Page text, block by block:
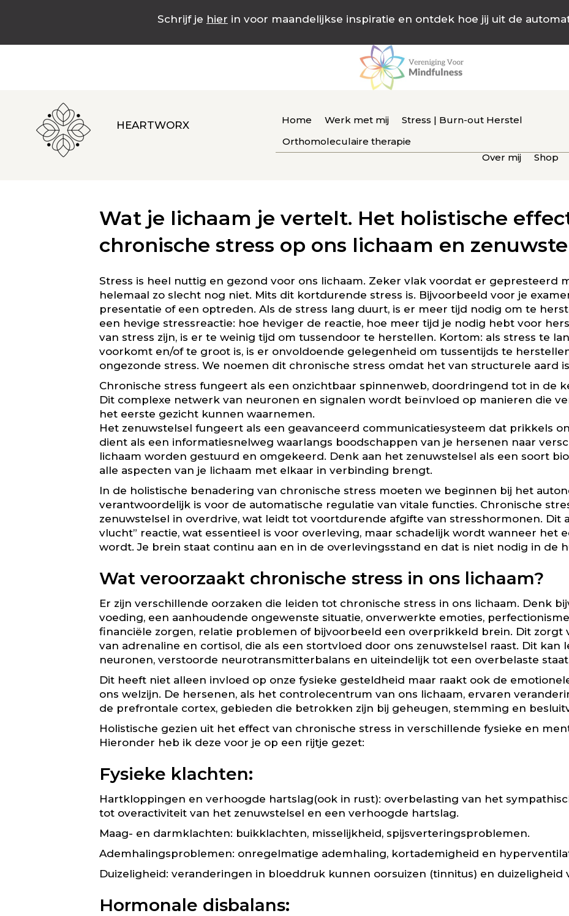
Schrijf je hier in voor maandelijkse inspiratie en ontdek hoe jij uit de
HEARTWORX Home Werk met mij
Stress | Burn-out Herstel
Orthomoleculaire therapie
Over mij
Shop
Wat je lichaam je vertelt. Het holistische
chronische stress op ons lichaam en
Stress is heel nuttig en gezond voor ons lichaam. Zeker vlak voordat er gepresteerd
helemaal zo slecht nog niet. Mits dit kortdurende stress is. Bijvoorbeeld voor je
presentatie of een optreden. Als de stress lang duurt, is er meer tijd nodig om te
een hevige stressreactie: hoe heviger de reactie, hoe meer tijd je nodig hebt voor
van stress zijn, is er te weinig tijd om tussendoor te herstellen. Kortom: als stress te
voorkomt en/of te groot is, is er onvoldoende gelegenheid om tussentijds te
ongezonde stress. We noemen dit chronische stress omdat het van structurele aard
Chronische stress fungeert als een onzichtbaar spinnenweb, doordringend tot in de
Dit complexe netwerk van neuronen en signalen wordt beïnvloed op manieren die
het eerste gezicht kunnen waarnemen.
Het zenuwstelsel fungeert als een geavanceerd communicatiesysteem dat prikkels
dient als een informatiesnelweg waarlangs boodschappen van je hersenen naar
lichaam worden gestuurd en omgekeerd. Denk aan het zenuwstelsel als een soort
alle aspecten van je lichaam met elkaar in verbinding brengt.
In de holistische benadering van chronische stress moeten we beginnen bij het
verantwoordelijk is voor de automatische regulatie van vitale functies. Chronische
zenuwstelsel in overdrive, wat leidt tot voortdurende afgifte van stresshormonen. Dit
vlucht” reactie, wat essentieel is voor overleving, maar schadelijk wordt wanneer het
wordt. Je brein staat continu aan en in de overlevingsstand en dat is niet nodig in de
Wat veroorzaakt chronische stress in ons lichaam?
Er zijn verschillende oorzaken die leiden tot chronische stress in ons lichaam. Denk
voeding, een aanhoudende ongewenste situatie, onverwerkte emoties,
financiële zorgen, relatie problemen of bijvoorbeeld een overprikkeld brein. Dit zorgt
van adrenaline en cortisol, die als een stortvloed door ons zenuwstelsel raast. Dit kan
neuronen, verstoorde neurotransmitterbalans en uiteindelijk tot een overbelaste
Dit heeft niet alleen invloed op onze fysieke gesteldheid maar raakt ook de
ons welzijn. De hersenen, als het controlecentrum van ons lichaam, ervaren
de prefrontale cortex, gebieden die betrokken zijn bij geheugen, stemming en
Holistische gezien uit het effect van chronische stress in verschillende fysieke en
Hieronder heb ik deze voor je op een rijtje gezet:
Fysieke klachten:
Hartkloppingen en verhoogde hartslag(ook in rust): overbelasting van het
tot overactiviteit van het zenuwstelsel en een verhoogde hartslag.
Maag- en darmklachten: buikklachten, misselijkheid, spijsverteringsproblemen.
Ademhalingsproblemen: onregelmatige ademhaling, kortademigheid en
Duizeligheid: veranderingen in bloeddruk kunnen oorsuizen (tinnitus) en duizeligheid
Hormonale disbalans: